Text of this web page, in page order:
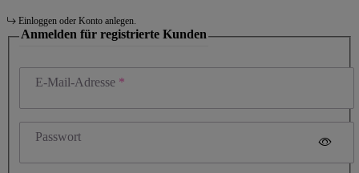
Einloggen oder Konto anlegen.
Anmelden für registrierte Kunden
E-Mail-Adresse
Passwort